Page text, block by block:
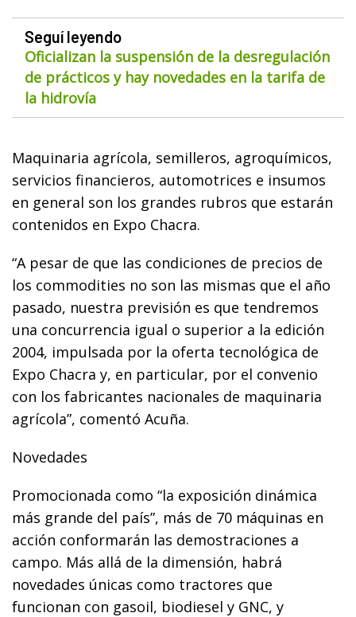
Seguí leyendo
Oficializan la suspensión de la desregulación
de prácticos y hay novedades en la tarifa de
la hidrovía
Maquinaria agrícola, semilleros, agroquímicos,
servicios financieros, automotrices e insumos
en general son los grandes rubros que estarán
contenidos en Expo Chacra.
“A pesar de que las condiciones de precios de
los commodities no son las mismas que el año
pasado, nuestra previsión es que tendremos
una concurrencia igual o superior a la edición
2004, impulsada por la oferta tecnológica de
Expo Chacra y, en particular, por el convenio
con los fabricantes nacionales de maquinaria
agrícola”, comentó Acuña.
Novedades
Promocionada como “la exposición dinámica
más grande del país”, más de 70 máquinas en
acción conformarán las demostraciones a
campo. Más allá de la dimensión, habrá
novedades únicas como tractores que
funcionan con gasoil, biodiesel y GNC, y